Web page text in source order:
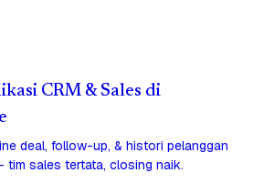
CRM & Sales di
deal, follow-up, & histori pelanggan
tim sales tertata, closing naik.